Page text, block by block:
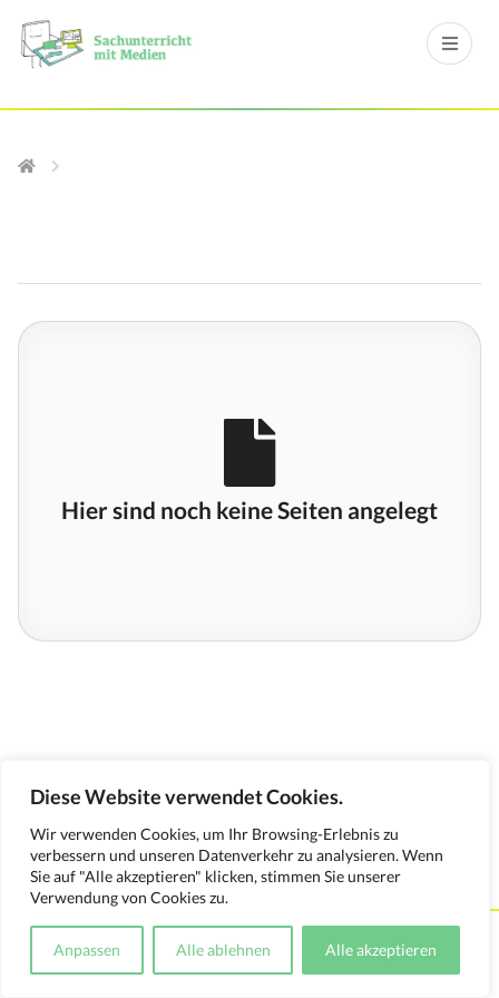
Diese Website verwendet Cookies.
Wir verwenden Cookies, um Ihr Browsing-Erlebnis zu
verbessern und unseren Datenverkehr zu analysieren. Wenn
Sie auf "Alle akzeptieren" klicken, stimmen Sie unserer
Verwendung von Cookies zu.
Anpassen Alle ablehnen Alle akzeptieren
Hier sind noch keine Seiten angelegt
Kontakt Impressum Datenschutzerklärung
Medienverwendungsnachweis